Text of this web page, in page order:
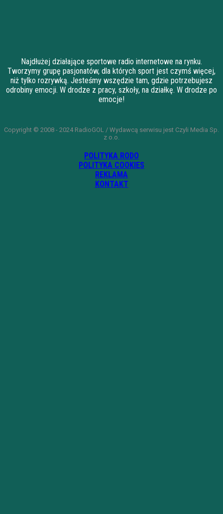
Najdłużej działające sportowe radio internetowe na rynku.
Tworzymy grupę pasjonatów, dla których sport jest czymś więcej,
niż tylko rozrywką. Jesteśmy wszędzie tam, gdzie potrzebujesz
odrobiny emocji. W drodze z pracy, szkoły, na działkę. W drodze po
emocje!
Copyright © 2008 - 2024 RadioGOL / Wydawcą serwisu jest Czyli Media Sp.
z o.o.
POLITYKA RODO
POLITYKA COOKIES
REKLAMA
KONTAKT